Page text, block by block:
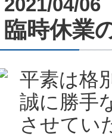
2021/04/06
臨時休業
平素は格
誠に勝手
させてい